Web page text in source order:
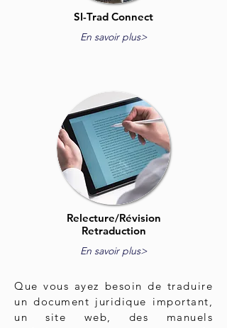
SI-Trad Connect
En savoir plus>
Relecture/Révision
Retraduction
En savoir plus>
Que vous ayez besoin de traduire
un document juridique important,
un site web, des manuels